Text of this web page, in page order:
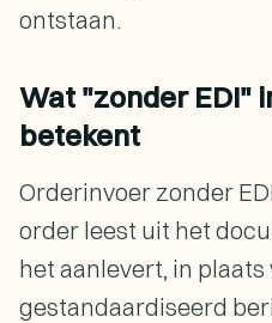
ontstaan.
Wat "zonder EDI"
betekent
Orderinvoer zonder
order leest uit het
het aanlevert, in plaats
gestandaardiseerd